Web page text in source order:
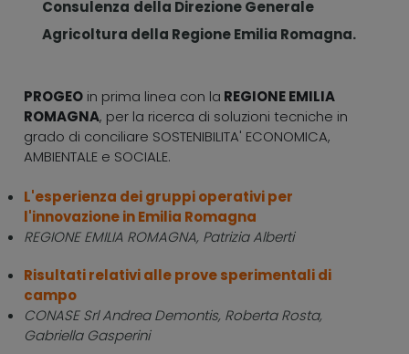
Consulenza della Direzione Generale
Agricoltura della Regione Emilia Romagna.
PROGEO in prima linea con la REGIONE EMILIA
ROMAGNA, per la ricerca di soluzioni tecniche in
grado di conciliare SOSTENIBILITA' ECONOMICA,
AMBIENTALE e SOCIALE.
L'esperienza dei gruppi operativi per
l'innovazione in Emilia Romagna
REGIONE EMILIA ROMAGNA, Patrizia Alberti
Risultati relativi alle prove sperimentali di
campo
CONASE Srl Andrea Demontis, Roberta Rosta,
Gabriella Gasperini